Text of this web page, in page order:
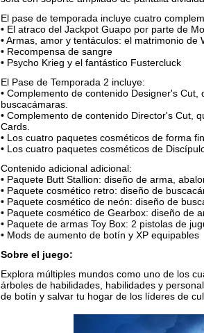
El pase de temporada incluye cuatro
• El atraco del Jackpot Guapo por parte de
• Armas, amor y tentáculos: el matrimonio de
• Recompensa de sangre
• Psycho Krieg y el fantástico Fustercluck
El Pase de Temporada 2 incluye:
• Complemento de contenido Designer's
buscacámaras.
• Complemento de contenido Director's Cut,
Cards.
• Los cuatro paquetes cosméticos de forma
• Los cuatro paquetes cosméticos de
Contenido adicional adicional:
• Paquete Butt Stallion: diseño de arma,
• Paquete cosmético retro: diseño de
• Paquete cosmético de neón: diseño de
• Paquete cosmético de Gearbox: diseño de
• Paquete de armas Toy Box: 2 pistolas de
• Mods de aumento de botín y XP equipables
Sobre el juego:
Explora múltiples mundos como uno de los
árboles de habilidades, habilidades y
de botín y salvar tu hogar de los líderes de